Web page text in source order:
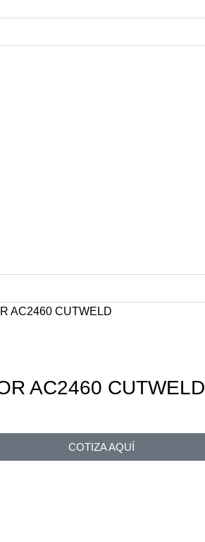
AC2460 CUTWELD
AC2460 CUTWELD
COTIZA AQUÍ